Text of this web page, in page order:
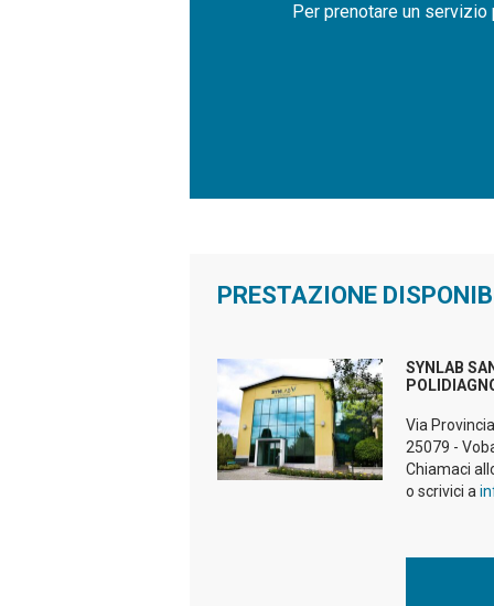
Per prenotare un
PRESTAZIONE
SYNLAB
Via
25079 -
Chiamaci
o scrivici a